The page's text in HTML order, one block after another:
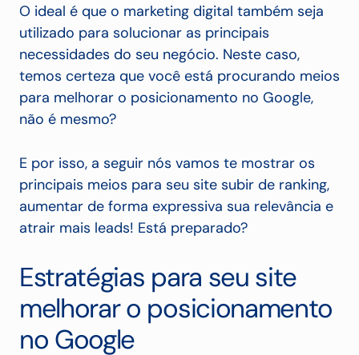
O ideal é que o marketing digital também seja
utilizado para solucionar as principais
necessidades do seu negócio. Neste caso,
temos certeza que você está procurando meios
para melhorar o posicionamento no Google,
não é mesmo?
E por isso, a seguir nós vamos te mostrar os
principais meios para seu site subir de ranking,
aumentar de forma expressiva sua relevância e
atrair mais leads! Está preparado?
Estratégias para seu site
melhorar o posicionamento
no Google